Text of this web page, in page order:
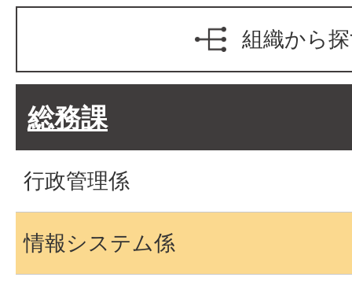
組織から
総務課
行政管理係
情報システム係